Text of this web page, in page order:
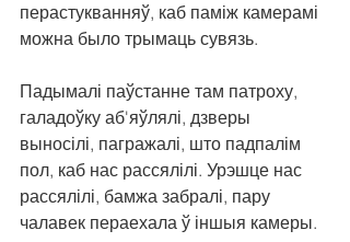
перастукванняў, каб паміж камерамі
можна было трымаць сувязь.
Падымалі паўстанне там патроху,
галадоўку аб'яўлялі, дзверы
выносілі, пагражалі, што падпалім
пол, каб нас рассялілі. Урэшце нас
рассялілі, бамжа забралі, пару
чалавек пераехала ў іншыя камеры.